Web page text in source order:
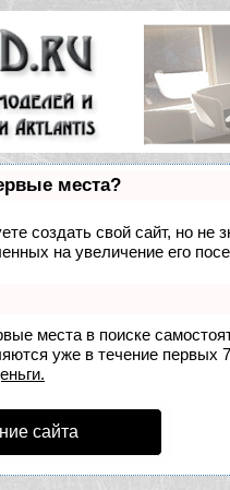
места?
создать свой сайт, но не
на увеличение его
места в поиске
уже в течение первых
сайта